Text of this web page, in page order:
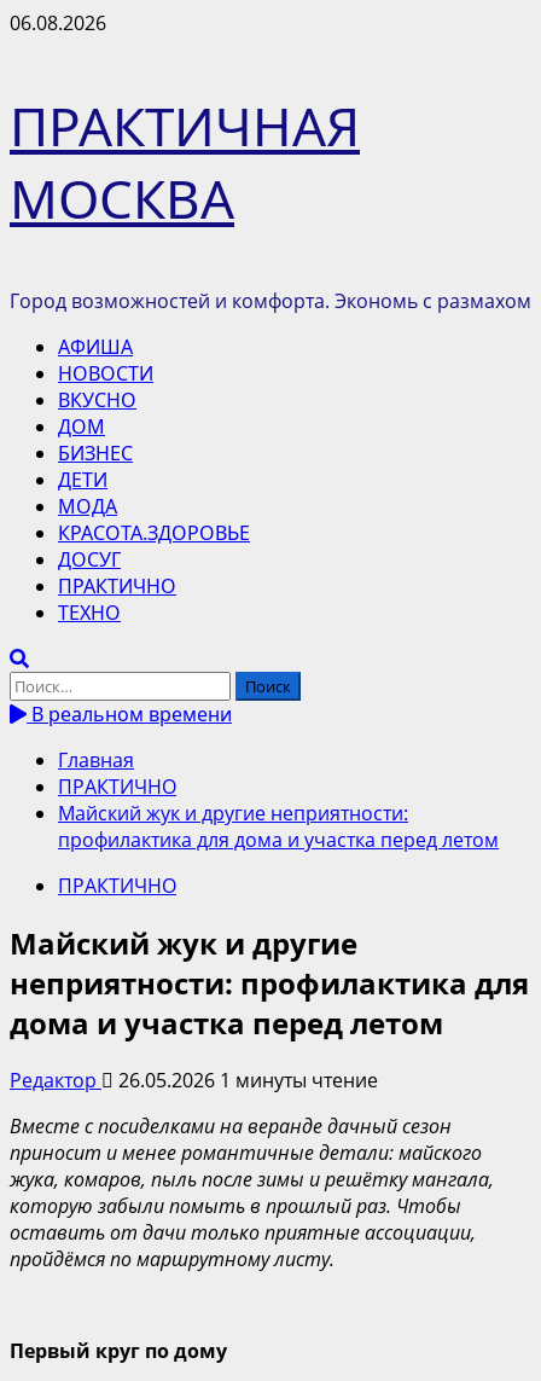
Перейти
06.08.2026
ПРАКТИЧНАЯ
МОСКВА
Город возможностей и комфорта. Экономь с размахом
Основное
меню
АФИША
НОВОСТИ
ВКУСНО
ДОМ
БИЗНЕС
ДЕТИ
МОДА
КРАСОТА.ЗДОРОВЬЕ
ДОСУГ
ПРАКТИЧНО
ТЕХНО
Найти:
В реальном времени
Главная
ПРАКТИЧНО
Майский жук и другие неприятности:
профилактика для дома и участка перед летом
ПРАКТИЧНО
Майский жук и другие
неприятности: профилактика для
дома и участка перед летом
Редактор 26.05.2026 1 минуты чтение
Вместе с посиделками на веранде дачный сезон
приносит и менее романтичные детали: майского
жука, комаров, пыль после зимы и решётку мангала,
которую забыли помыть в прошлый раз. Чтобы
оставить от дачи только приятные ассоциации,
пройдёмся по маршрутному листу.
Первый круг по дому